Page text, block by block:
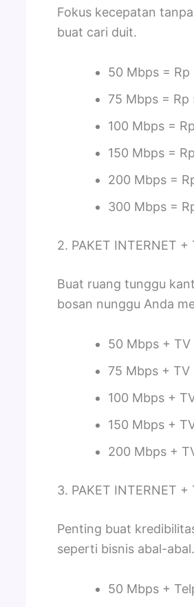
Fokus kecepatan
buat cari duit.
50 Mbps =
75 Mbps = Rp
100 Mbps =
150 Mbps =
200 Mbps =
300 Mbps =
2. PAKET INTERNET +
Buat ruang tunggu
bosan nunggu Anda
50 Mbps +
75 Mbps + TV
100 Mbps +
150 Mbps +
200 Mbps +
3. PAKET INTERNET +
Penting buat
seperti bisnis abal-abal.
50 Mbps +